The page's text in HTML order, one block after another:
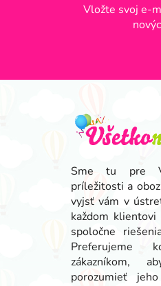
Vložte svoj e-
Sme tu pre
príležitosti a
vyjsť vám v
každom
spoločne
Preferujeme
zákazníkom,
porozumieť